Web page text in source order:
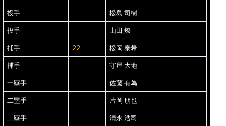
投手 松島 司樹
投手 山田 燎
捕手 22 松岡 泰希
捕手 守屋 大地
一塁手 佐藤 有為
二塁手 片岡 朋也
二塁手 清永 浩司